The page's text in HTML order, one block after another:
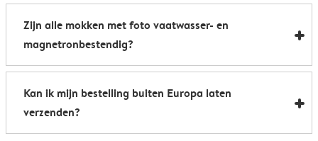
de kantine op het werk te voorzien van stijlvolle
koffiemokken met foto.
Al onze foto mokken hebben de afmetingen 8,2 x 9,5
cm. De inhoud bedraagt 285 ml.
Zijn alle mokken met foto vaatwasser- en
magnetronbestendig?
Bijna allemaal. Onze gepersonaliseerde foto mokken
kunnen zowel in de vaatwasser als in de magnetron.
Heel handig: je kunt er dus uit drinken, je drank
opwarmen en je fotomok na de afwas opnieuw
Kan ik mijn bestelling buiten Europa laten
verzenden?